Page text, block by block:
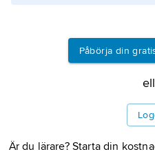
Påbörja din
Är du lärare? Starta din